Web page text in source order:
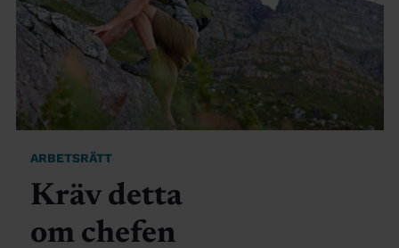
ARBETSRÄTT
Kräv detta
om chefen